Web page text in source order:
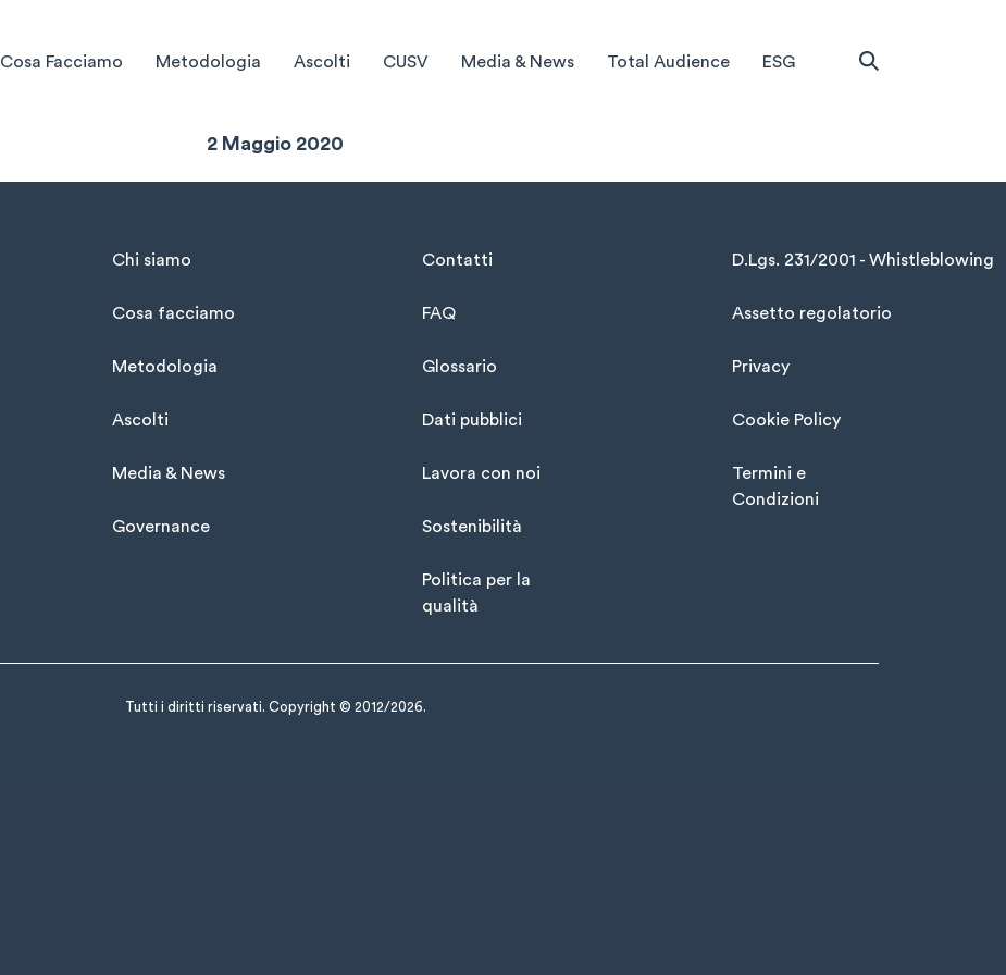
Cosa Facciamo Metodologia Ascolti CUSV Media & News Total Audience ESG
Sintesi Settimanale
2 Maggio 2020
Chi siamo
Cosa facciamo
Metodologia
Ascolti
Media & News
Governance
Contatti
FAQ
Glossario
Dati pubblici
Lavora con noi
Sostenibilità
Politica per la
qualità
D.Lgs. 231/2001 - Whistleblowing
Assetto regolatorio
Privacy
Cookie Policy
Termini e
Condizioni
Tutti i diritti riservati. Copyright © 2012/2026.